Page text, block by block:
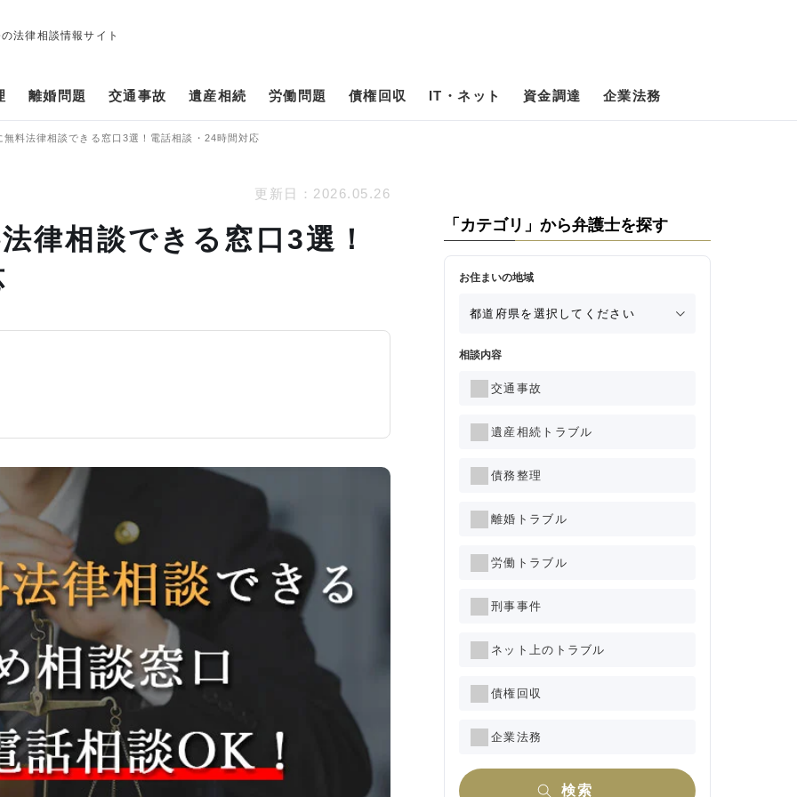
法律相談情報サイト
離婚問題 交通事故 遺産相続 労働問題 債権回収 IT・ネット 資金調達 企業法務
無料法律相談できる窓口3選！電話相談・24時間対応
更新日： 2026.05.26
律相談できる窓口3選！
「カテゴリ」から弁護士を探す
お住まいの地域
相談内容
交通事故
遺産相続トラブル
債務整理
離婚トラブル
労働トラブル
刑事事件
ネット上のトラブル
債権回収
企業法務
検索